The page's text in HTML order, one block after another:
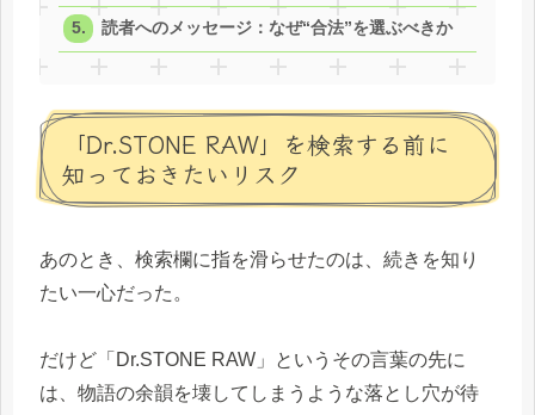
読者へのメッセージ：なぜ“合法”を選ぶべきか
「Dr.STONE RAW」を検索する前に
知っておきたいリスク
あのとき、検索欄に指を滑らせたのは、続きを知り
たい一心だった。
だけど「Dr.STONE RAW」というその言葉の先に
は、物語の余韻を壊してしまうような落とし穴が待